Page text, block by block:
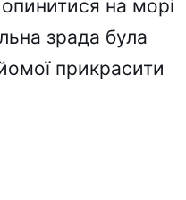
на морі
зрада була
прикрасити